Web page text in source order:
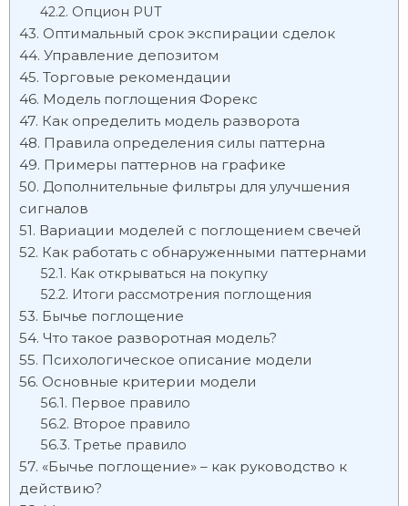
Опцион PUT
Оптимальный срок экспирации сделок
Управление депозитом
Торговые рекомендации
Модель поглощения Форекс
Как определить модель разворота
Правила определения силы паттерна
Примеры паттернов на графике
Дополнительные фильтры для улучшения
сигналов
Вариации моделей с поглощением свечей
Как работать с обнаруженными паттернами
Как открываться на покупку
Итоги рассмотрения поглощения
Бычье поглощение
Что такое разворотная модель?
Психологическое описание модели
Основные критерии модели
Первое правило
Второе правило
Третье правило
«Бычье поглощение» – как руководство к
действию?